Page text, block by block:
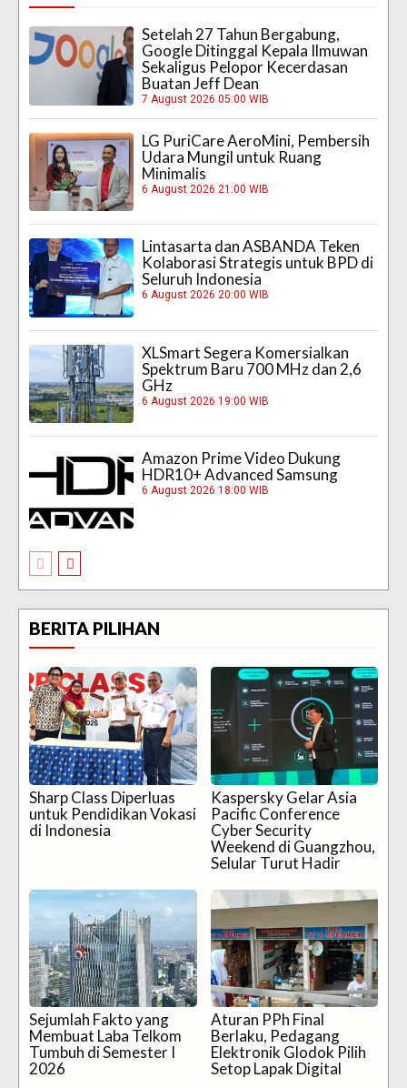
Setelah 27 Tahun Bergabung,
Google Ditinggal Kepala Ilmuwan
Sekaligus Pelopor Kecerdasan
Buatan Jeff Dean
7 August 2026 05:00 WIB
LG PuriCare AeroMini, Pembersih
Udara Mungil untuk Ruang
Minimalis
6 August 2026 21:00 WIB
Lintasarta dan ASBANDA Teken
Kolaborasi Strategis untuk BPD di
Seluruh Indonesia
6 August 2026 20:00 WIB
XLSmart Segera Komersialkan
Spektrum Baru 700 MHz dan 2,6
GHz
6 August 2026 19:00 WIB
Amazon Prime Video Dukung
HDR10+ Advanced Samsung
6 August 2026 18:00 WIB
BERITA PILIHAN
Sharp Class Diperluas
untuk Pendidikan Vokasi
di Indonesia
Kaspersky Gelar Asia
Pacific Conference
Cyber Security
Weekend di Guangzhou,
Selular Turut Hadir
Sejumlah Fakto yang
Membuat Laba Telkom
Tumbuh di Semester I
2026
Aturan PPh Final
Berlaku, Pedagang
Elektronik Glodok Pilih
Setop Lapak Digital